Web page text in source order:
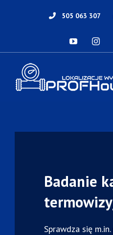
505 063 307
YouTube
Badanie
Sprawdza się